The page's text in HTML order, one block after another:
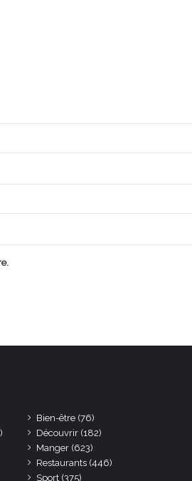
Bien-être (76)
Découvrir (182)
Manger (623)
Restaurants (446)
Sport (375)